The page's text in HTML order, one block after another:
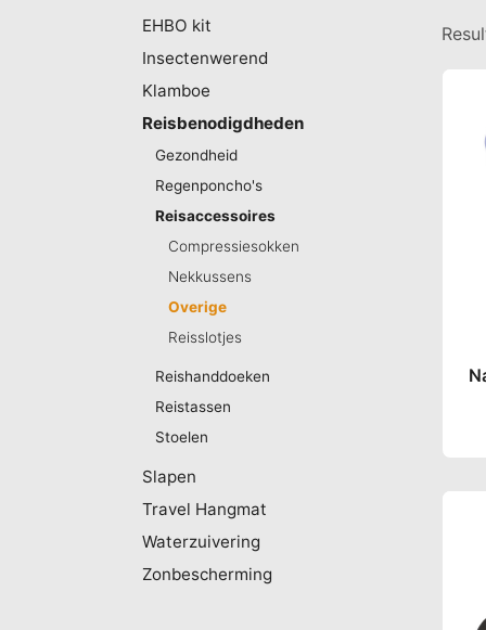
EHBO kit
Insectenwerend
Klamboe
Reisbenodigdheden
Gezondheid
Regenponcho's
Reisaccessoires
Compressiesokken
Nekkussens
Overige
Reisslotjes
Reishanddoeken
Reistassen
Stoelen
Slapen
Travel Hangmat
Waterzuivering
Zonbescherming